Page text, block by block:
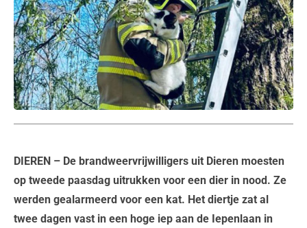
DIEREN – De brandweervrijwilligers uit Dieren moesten
op tweede paasdag uitrukken voor een dier in nood. Ze
werden gealarmeerd voor een kat. Het diertje zat al
twee dagen vast in een hoge iep aan de Iepenlaan in